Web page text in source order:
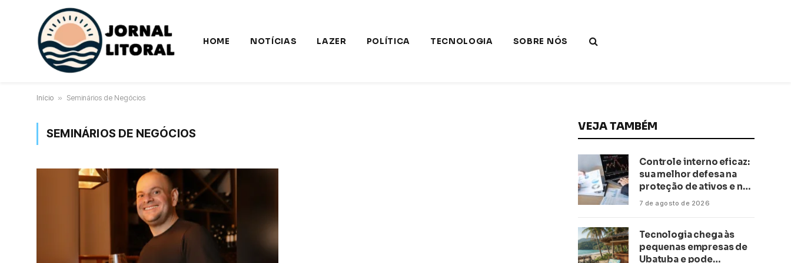
HOME NOTÍCIAS LAZER POLÍTICA TECNOLOGIA SOBRE NÓS
Início » Seminários de Negócios
SEMINÁRIOS DE NEGÓCIOS
VEJA TAMBÉM
Controle interno eficaz:
sua melhor defesa na
proteção de ativos e na
saúde financeira!
7 de agosto de 2026
Tecnologia chega às
pequenas empresas de
Ubatuba e pode